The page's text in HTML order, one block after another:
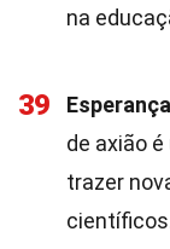
na
39
de axião
trazer